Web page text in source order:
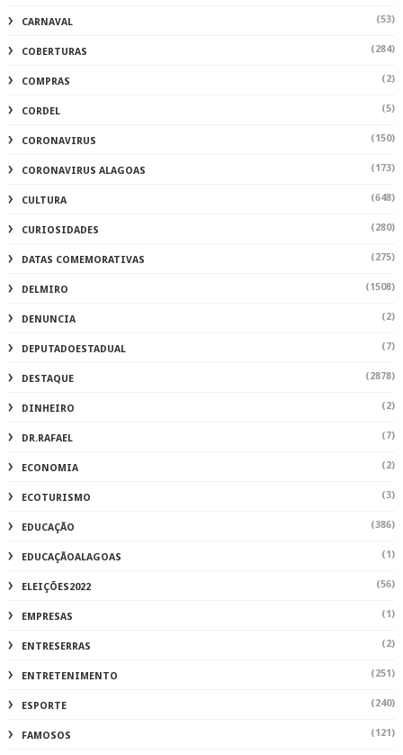
CARNAVAL (53)
COBERTURAS (284)
COMPRAS (2)
CORDEL (5)
CORONAVIRUS (150)
CORONAVIRUS ALAGOAS (173)
CULTURA (648)
CURIOSIDADES (280)
DATAS COMEMORATIVAS (275)
DELMIRO (1508)
DENUNCIA (2)
DEPUTADOESTADUAL (7)
DESTAQUE (2878)
DINHEIRO (2)
DR.RAFAEL (7)
ECONOMIA (2)
ECOTURISMO (3)
EDUCAÇÃO (386)
EDUCAÇÃOALAGOAS (1)
ELEIÇÕES2022 (56)
EMPRESAS (1)
ENTRESERRAS (2)
ENTRETENIMENTO (251)
ESPORTE (240)
FAMOSOS (121)